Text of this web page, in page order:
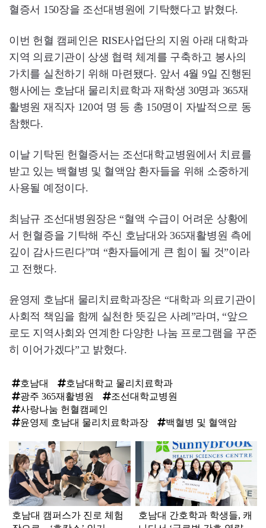
혈증서 150장을 조선대병원에 기탁했다고 밝혔다.
이번 헌혈 캠페인은 RISE사업단의 지원 아래 대학과
지역 의료기관이 상생 협력 체계를 구축하고 봉사의
가치를 실천하기 위해 마련됐다. 앞서 4월 9일 진행된
행사에는 호남대 물리치료학과 재학생 30명과 365재
활병원 재직자 120여 명 등 총 150명이 자발적으로 동
참했다.
이날 기탁된 헌혈증서는 조선대학교병원에서 치료를
받고 있는 백혈병 및 혈액암 환자들을 위해 소중하게
사용될 예정이다.
최남규 조선대병원장은 “혈액 수급이 어려운 상황에
서 헌혈증을 기탁해 주신 호남대와 365재활병원 측에
깊이 감사드린다”며 “환자들에게 큰 힘이 될 것”이라
고 전했다.
윤영제 호남대 물리치료학과장은 “대학과 의료기관이
사회적 책임을 함께 실천한 뜻깊은 사례”라며, “앞으
로도 지역사회와 연계한 다양한 나눔 프로그램을 꾸준
히 이어가겠다”고 밝혔다.
호남대
호남대학교 물리치료학과
광주 365재활병원
조선대학교병원
사랑나눔 헌혈캠페인
윤영제 호남대 물리치료학과장
백혈병 및 혈액암
탑
라
인
호남대 캠퍼스가 진로 체험
호남대 간호학과 학생들, 캐